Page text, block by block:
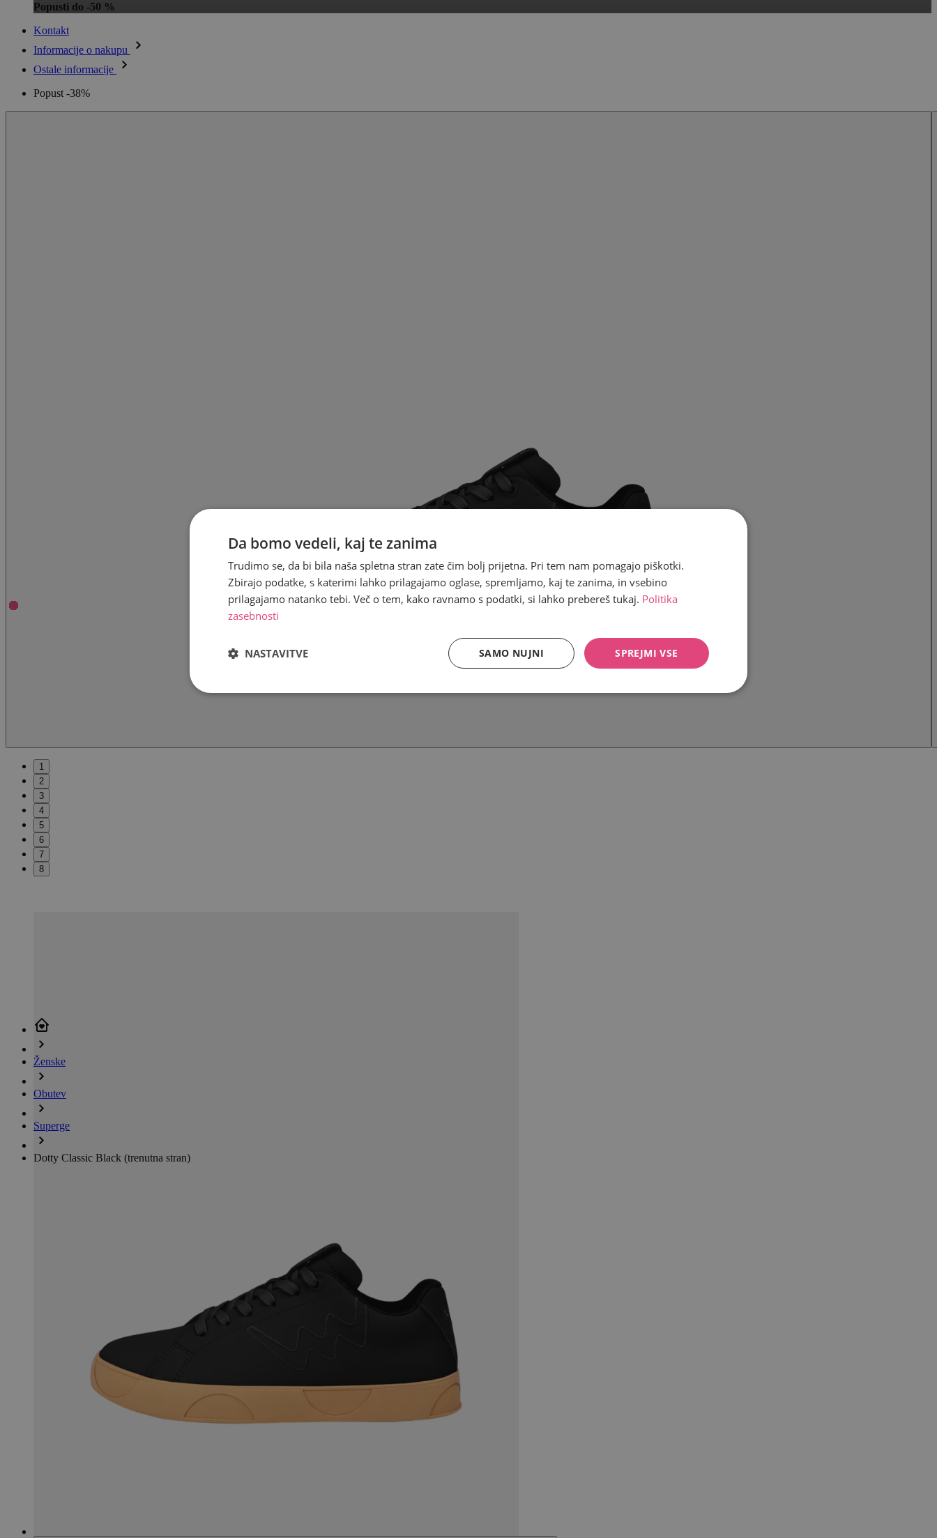
Popusti do -50 %
Kontakt
Informacije o nakupu
Ostale informacije
Ženske
Obutev
Superge
Dotty Classic Black (trenutna stran)
Popust -38%
1
2
3
4
5
6
7
8
Da bomo vedeli, kaj te zanima
Trudimo se, da bi bila naša spletna stran zate čim bolj prijetna. Pri tem nam pomagajo piškotki.
Zbirajo podatke, s katerimi lahko prilagajamo oglase, spremljamo, kaj te zanima, in vsebino
prilagajamo natanko tebi. Več o tem, kako ravnamo s podatki, si lahko prebereš tukaj. Politika
zasebnosti
SPREJMI VSE
SAMO NUJNI
NASTAVITVE